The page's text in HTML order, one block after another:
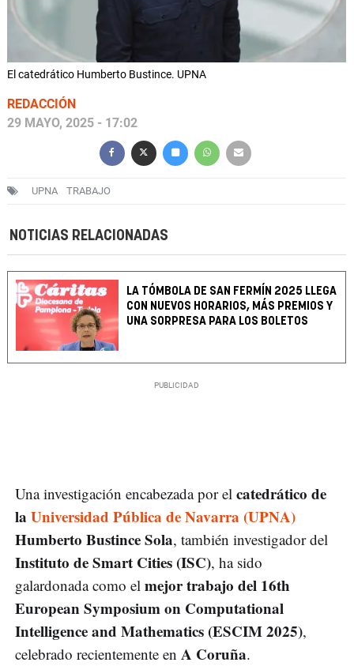
El catedrático Humberto Bustince. UPNA
REDACCIÓN
29 MAYO, 2025 - 17:02
UPNA TRABAJO
NOTICIAS RELACIONADAS
LA TÓMBOLA DE SAN FERMÍN 2025 LLEGA
CON NUEVOS HORARIOS, MÁS PREMIOS Y
UNA SORPRESA PARA LOS BOLETOS
Una investigación encabezada por el catedrático de
la Universidad Pública de Navarra (UPNA)
Humberto Bustince Sola, también investigador del
Instituto de Smart Cities (ISC), ha sido
galardonada como el mejor trabajo del 16th
European Symposium on Computational
Intelligence and Mathematics (ESCIM 2025),
celebrado recientemente en A Coruña.